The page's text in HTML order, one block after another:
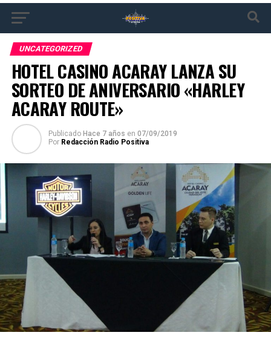
UNCATEGORIZED
HOTEL CASINO ACARAY LANZA SU
SORTEO DE ANIVERSARIO «HARLEY
ACARAY ROUTE»
Publicado Hace 7 años en 07/09/2019
Por Redacción Radio Positiva